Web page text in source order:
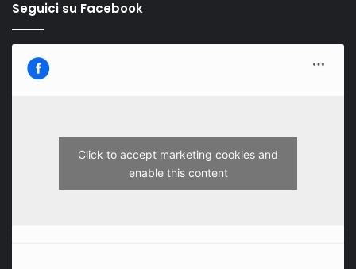
Seguici su Facebook
Click to accept marketing cookies and
enable this content